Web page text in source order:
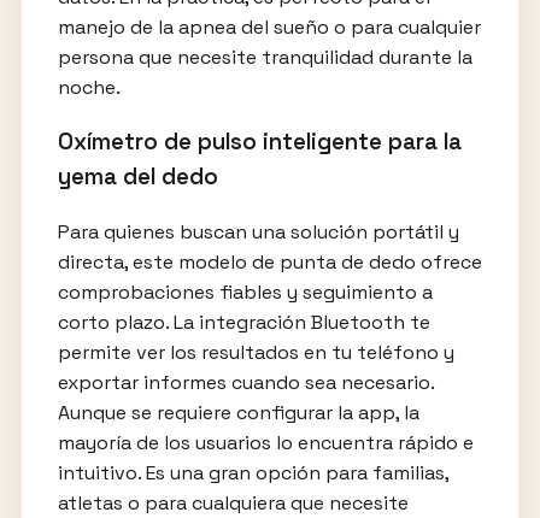
manejo de la apnea del sueño o para cualquier
persona que necesite tranquilidad durante la
noche.
Oxímetro de pulso inteligente para la
yema del dedo
Para quienes buscan una solución portátil y
directa, este modelo de punta de dedo ofrece
comprobaciones fiables y seguimiento a
corto plazo. La integración Bluetooth te
permite ver los resultados en tu teléfono y
exportar informes cuando sea necesario.
Aunque se requiere configurar la app, la
mayoría de los usuarios lo encuentra rápido e
intuitivo. Es una gran opción para familias,
atletas o para cualquiera que necesite